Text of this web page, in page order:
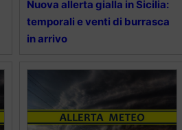
Nuova allerta gialla in Sicilia:
temporali e venti di burrasca
in arrivo